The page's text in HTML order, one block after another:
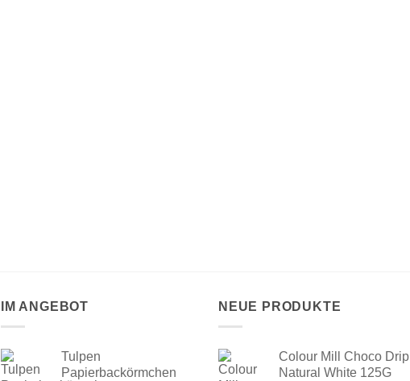
IM ANGEBOT
Tulpen
Papierbackörmchen
NEUE PRODUKTE
Colour Mill Choco Drip
Natural White 125G